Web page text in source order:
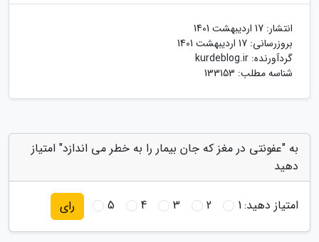
انتشار: 17 اردیبهشت 1401
بروزرسانی: 17 اردیبهشت 1401
گردآورنده: kurdeblog.ir
شناسه مطلب: 133153
به "عفونتی در مغز که جان بیمار را به خطر می اندازد" امتیاز
دهید
امتیاز دهید:1
2
3
4
5 رای